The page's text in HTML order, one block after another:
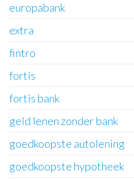
europabank
extra
fintro
fortis
fortis bank
geld lenen zonder bank
goedkoopste autolening
goedkoopste hypotheek